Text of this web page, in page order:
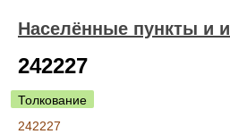
Населённые пункты и
242227
Толкование
242227